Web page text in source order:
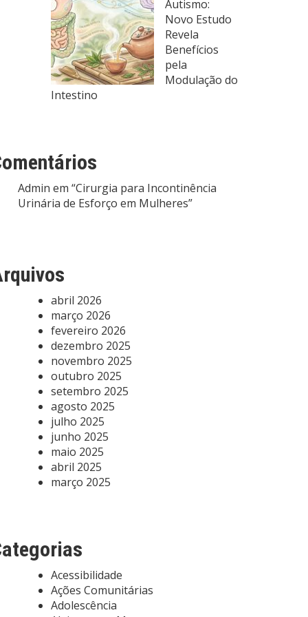
Autismo:
Novo Estudo
Revela
Benefícios
pela
Modulação do
Intestino
Admin em “Cirurgia para Incontinência
Urinária de Esforço em Mulheres”
abril 2026
março 2026
fevereiro 2026
dezembro 2025
novembro 2025
outubro 2025
setembro 2025
agosto 2025
julho 2025
junho 2025
maio 2025
abril 2025
março 2025
Acessibilidade
Ações Comunitárias
Adolescência